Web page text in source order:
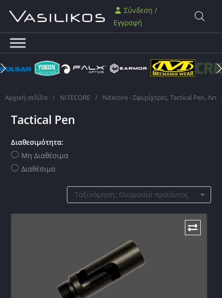
Σύνδεση /
Εγγραφή
Αρχική σελίδα / NITECORE / Nitecore - Σφυρίχτρες, Tactical Pen,
Tactical Pen
Διαθεσιμότητα:
Μη Διαθέσιμα
Διαθέσιμα
Ταξινόμηση: Ονομασία προϊόντος